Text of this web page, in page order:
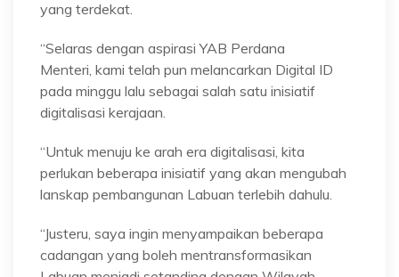
yang terdekat.
“Selaras dengan aspirasi YAB Perdana
Menteri, kami telah pun melancarkan Digital ID
pada minggu lalu sebagai salah satu inisiatif
digitalisasi kerajaan.
“Untuk menuju ke arah era digitalisasi, kita
perlukan beberapa inisiatif yang akan mengubah
lanskap pembangunan Labuan terlebih dahulu.
“Justeru, saya ingin menyampaikan beberapa
cadangan yang boleh mentransformasikan